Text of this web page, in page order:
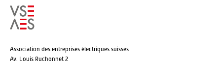
Association des entreprises électriques suisses
Av. Louis Ruchonnet 2